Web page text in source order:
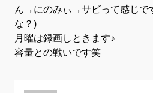
ん→にのみぃ→サビって感じで
な？)
月曜は録画しときます♪
容量との戦いです笑